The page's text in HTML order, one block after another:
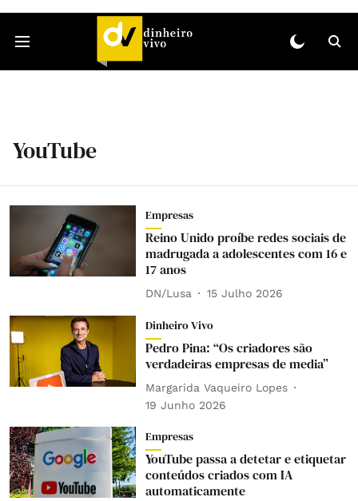
YouTube
Empresas
Reino Unido proíbe redes sociais de
madrugada a adolescentes com 16 e
17 anos
DN/Lusa 15 Julho 2026
Dinheiro Vivo
Pedro Pina: “Os criadores são
verdadeiras empresas de media”
Margarida Vaqueiro Lopes
19 Junho 2026
Empresas
YouTube passa a detetar e etiquetar
conteúdos criados com IA
automaticamente